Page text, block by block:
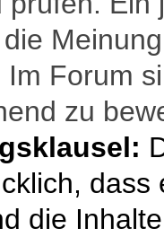
Forum
zu
die